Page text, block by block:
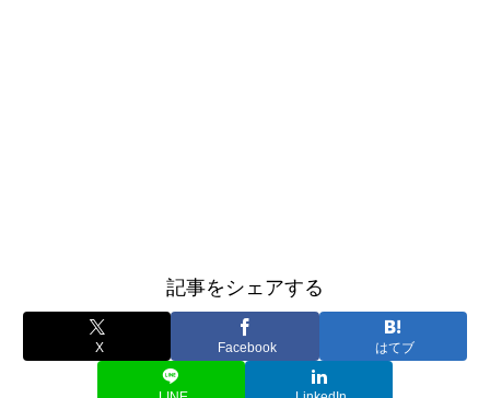
記事をシェアする
X Facebook はてブ